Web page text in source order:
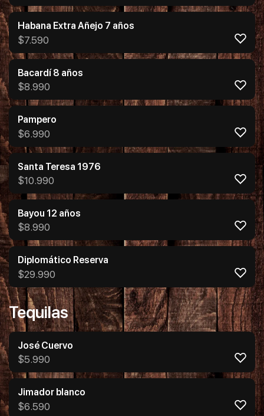
Habana Extra Añejo 7 años
$7.590
Bacardí 8 años
$8.990
Pampero
$6.990
Santa Teresa 1976
$10.990
Bayou 12 años
$8.990
Diplomático Reserva
$29.990
Tequilas
José Cuervo
$5.990
Jimador blanco
$6.590